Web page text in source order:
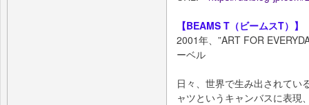
【BEAMS T（ビームスT）】
2001年、”ART FOR
ーベル
日々、世界で生み出されてい
ャツというキャンバスに表現